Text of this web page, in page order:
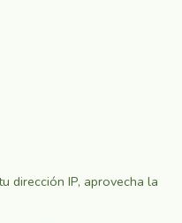
dirección IP, aprovecha la